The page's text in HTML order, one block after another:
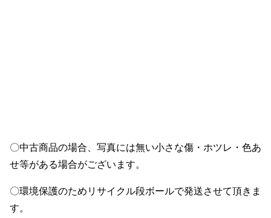
〇中古商品の場合、写真には無い小さな傷・ホツレ・色あ
せ等がある場合がございます。
〇環境保護のためリサイクル段ボールで発送させて頂きま
す。